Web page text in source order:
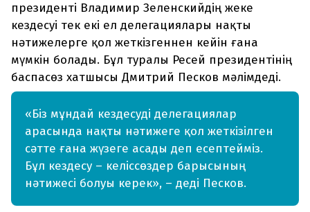
президенті Владимир Зеленскийдің жеке
кездесуі тек екі ел делегациялары нақты
нәтижелерге қол жеткізгеннен кейін ғана
мүмкін болады. Бұл туралы Ресей президентінің
баспасөз хатшысы Дмитрий Песков мәлімдеді.
«Біз мұндай кездесуді делегациялар
арасында нақты нәтижеге қол жеткізілген
сәтте ғана жүзеге асады деп есептейміз.
Бұл кездесу – келіссөздер барысының
нәтижесі болуы керек», – деді Песков.